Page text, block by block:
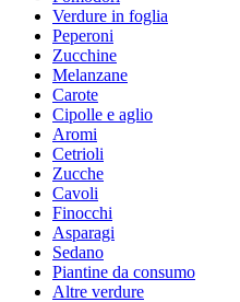
Verdure in foglia
Peperoni
Zucchine
Melanzane
Carote
Cipolle e aglio
Aromi
Cetrioli
Zucche
Cavoli
Finocchi
Asparagi
Sedano
Piantine da consumo
Altre verdure